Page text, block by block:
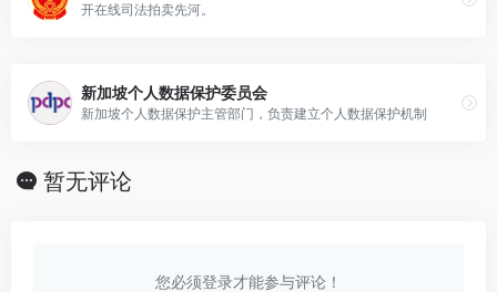
开在线司法拍卖先河。
新加坡个人数据保护委员会
新加坡个人数据保护主管部门，负责建立个人数据保护机制
暂无评论
您必须登录才能参与评论！